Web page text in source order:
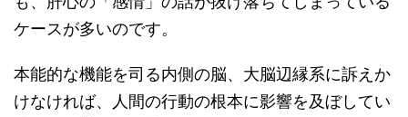
ケースが多いのです。
本能的な機能を司る内側の脳、大脳辺縁系に訴えか
けなければ、人間の行動の根本に影響を及ぼしてい